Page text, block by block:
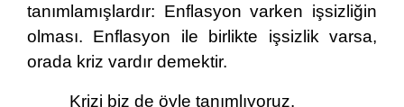
tanımlamışlardır: Enflasyon varken işsizliğin
olması. Enflasyon ile birlikte işsizlik varsa,
orada kriz vardır demektir.
Krizi biz de öyle tanımlıyoruz.